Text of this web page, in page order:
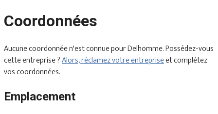
Coordonnées
Aucune coordonnée n'est connue pour Delhomme. Possédez-vous
cette entreprise ?Alors, réclamez votre entrepriseet complétez
vos coordonnées.
Emplacement